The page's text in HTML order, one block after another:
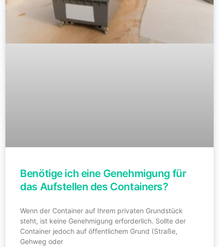
Benötige ich eine Genehmigung für
das Aufstellen des Containers?
Wenn der Container auf Ihrem privaten Grundstück
steht, ist keine Genehmigung erforderlich. Sollte der
Container jedoch auf öffentlichem Grund (Straße,
Gehweg oder